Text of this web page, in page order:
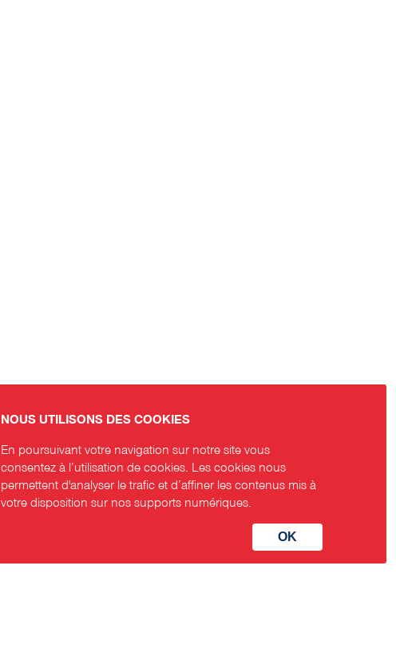
NOUS UTILISONS DES COOKIES
En poursuivant votre navigation sur notre site vous
consentez à l’utilisation de cookies. Les cookies nous
permettent d'analyser le trafic et d’affiner les contenus mis à
votre disposition sur nos supports numériques.